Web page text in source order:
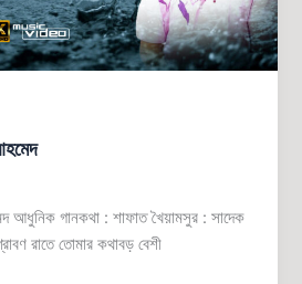
আধুনিক গানকথা : শাফাত খৈয়ামসুর : সাদেক
রাতে তোমার কথাবড় বেশী